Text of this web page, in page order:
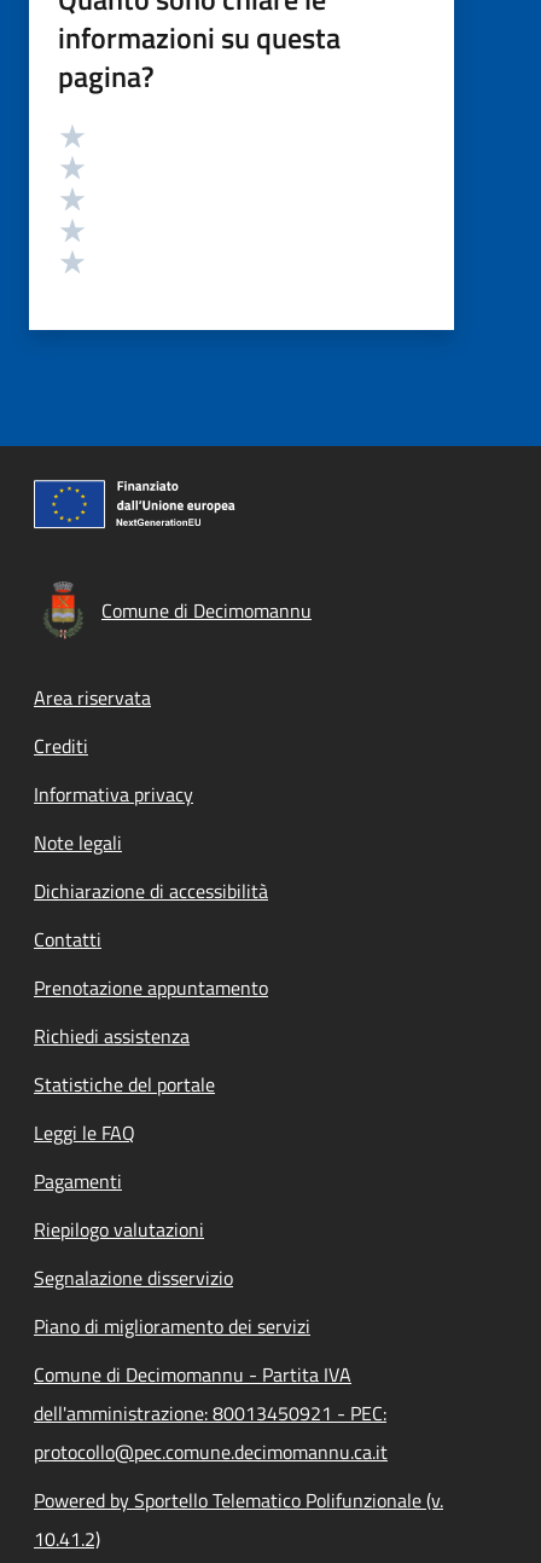
informazioni su questa
pagina?
Valutazione
Comune di Decimomannu
Footer menu
Area riservata
Crediti
Informativa privacy
Note legali
Dichiarazione di accessibilità
Contatti
Prenotazione appuntamento
Richiedi assistenza
Statistiche del portale
Leggi le FAQ
Pagamenti
Riepilogo valutazioni
Segnalazione disservizio
Piano di miglioramento dei servizi
Comune di Decimomannu - Partita IVA
dell'amministrazione: 80013450921 - PEC:
protocollo@pec.comune.decimomannu.ca.it
Powered by Sportello Telematico Polifunzionale (v.
10.41.2)